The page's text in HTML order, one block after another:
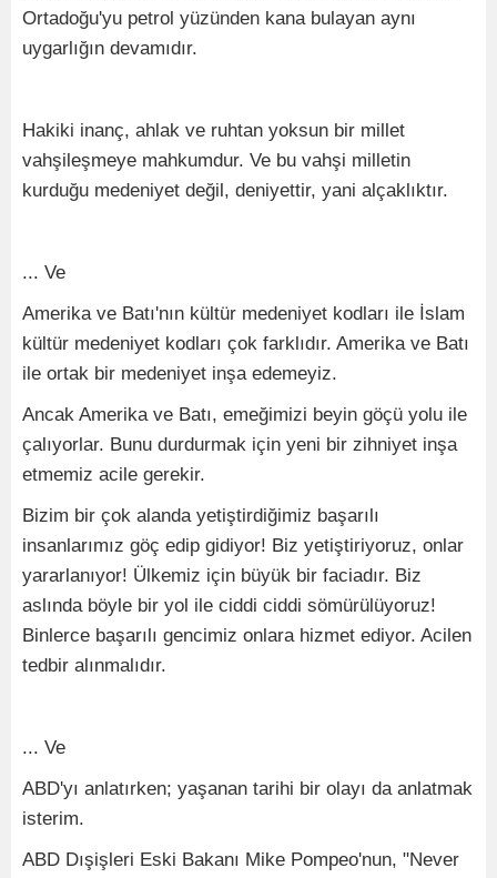
Ortadoğu'yu petrol yüzünden kana bulayan aynı
uygarlığın devamıdır.
Hakiki inanç, ahlak ve ruhtan yoksun bir millet
vahşileşmeye mahkumdur. Ve bu vahşi milletin
kurduğu medeniyet değil, deniyettir, yani alçaklıktır.
... Ve
Amerika ve Batı'nın kültür medeniyet kodları ile İslam
kültür medeniyet kodları çok farklıdır. Amerika ve Batı
ile ortak bir medeniyet inşa edemeyiz.
Ancak Amerika ve Batı, emeğimizi beyin göçü yolu ile
çalıyorlar. Bunu durdurmak için yeni bir zihniyet inşa
etmemiz acile gerekir.
Bizim bir çok alanda yetiştirdiğimiz başarılı
insanlarımız göç edip gidiyor! Biz yetiştiriyoruz, onlar
yararlanıyor! Ülkemiz için büyük bir faciadır. Biz
aslında böyle bir yol ile ciddi ciddi sömürülüyoruz!
Binlerce başarılı gencimiz onlara hizmet ediyor. Acilen
tedbir alınmalıdır.
... Ve
ABD'yı anlatırken; yaşanan tarihi bir olayı da anlatmak
isterim.
ABD Dışişleri Eski Bakanı Mike Pompeo'nun, "Never